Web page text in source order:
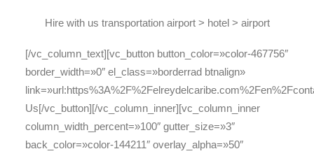
Hire with us transportation airport > hotel > airport
[/vc_column_text][vc_button button_color=»color-467756″
border_width=»0″ el_class=»borderrad btnalign»
Us[/vc_button][/vc_column_inner][vc_column_inner
column_width_percent=»100″ gutter_size=»3″
back_color=»color-144211″ overlay_alpha=»50″